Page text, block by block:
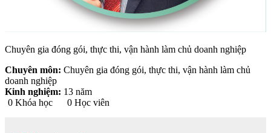
Chuyên gia đóng gói, thực thi, vận hành làm chủ doanh nghiệp
Chuyên môn: Chuyên gia đóng gói, thực thi, vận hành làm chủ
doanh nghiệp
Kinh nghiệm: 13 năm
0 Khóa học 0 Học viên